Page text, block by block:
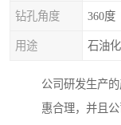
钻孔角度 360度
用途 石油
公司研发生产
惠合理，并且